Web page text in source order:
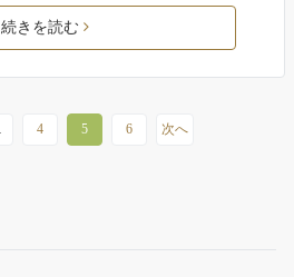
続きを読む
4 5 6 次へ